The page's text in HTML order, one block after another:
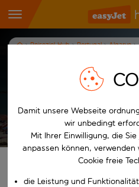
Reiseziel-Hub Portugal Algarve
Urlaub in Alvor
Urlaub anzeigen
Finde deinen perfekten
Damit unsere Webseite
wir unbedingt
Mit Ihrer Einwilligung, die
anpassen können, verwenden
Cookie freie
die Leistung und